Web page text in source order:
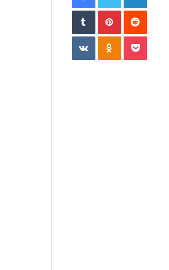
TumblrPinterestReddit
VKontakteOdnoklassniki
Pocket